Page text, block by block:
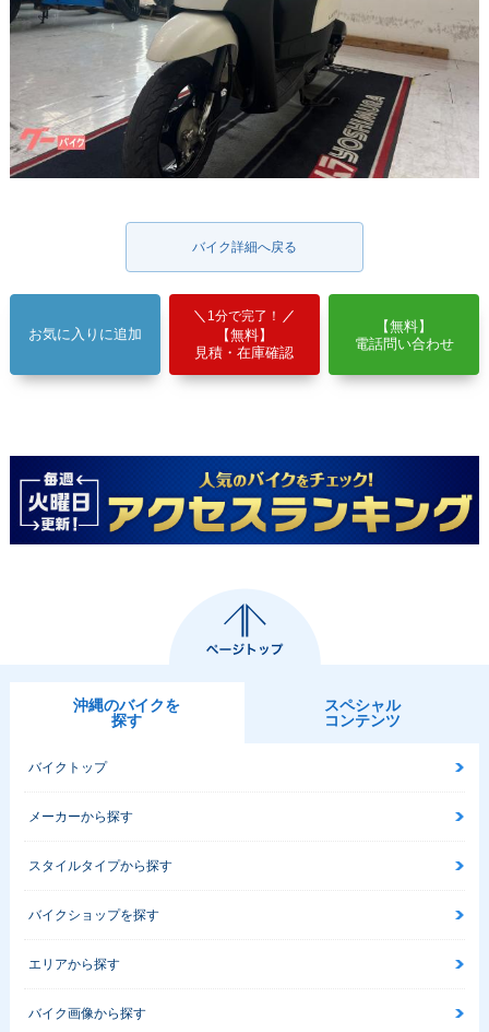
バイク詳細へ戻る
お気に入りに追加
1分で完了！
【無料】
見積・在庫確認
【無料】
電話問い合わせ
沖縄のバイクを
探す
スペシャル
コンテンツ
バイクトップ
メーカーから探す
スタイルタイプから探す
バイクショップを探す
エリアから探す
バイク画像から探す